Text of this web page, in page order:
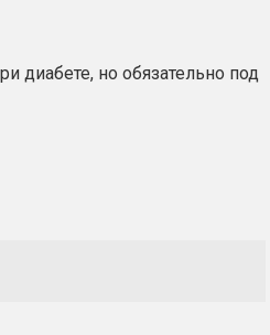
диабете, но обязательно под